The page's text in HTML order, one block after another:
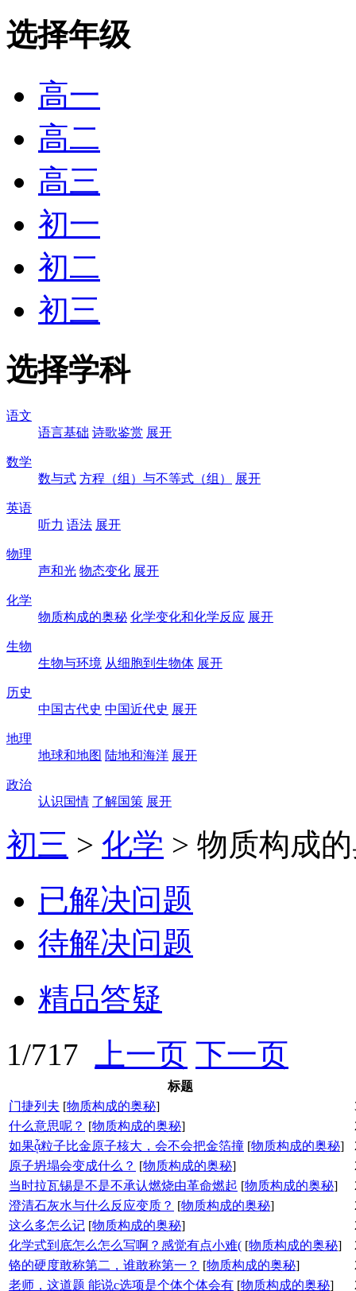
选择年级
高一
高二
高三
初一
初二
初三
选择学科
语文
语言基础 诗歌鉴赏 展开
数学
数与式 方程（组）与不等式（组） 展开
英语
听力 语法 展开
物理
声和光 物态变化 展开
化学
物质构成的奥秘 化学变化和化学反应 展开
生物
生物与环境 从细胞到生物体 展开
历史
中国古代史 中国近代史 展开
地理
地球和地图 陆地和海洋 展开
政治
认识国情 了解国策 展开
初三 > 化学 > 物质构成
已解决问题
待解决问题
精品答疑
1/717
上一页 下一页
标题
门捷列夫 [物质构成的奥秘]
什么意思呢？ [物质构成的奥秘]
如果ᾆ粒子比金原子核大，会不会把金箔撞 [物质构成的奥秘]
原子坍塌会变成什么？ [物质构成的奥秘]
当时拉瓦锡是不是不承认燃烧由革命燃起 [物质构成的奥秘]
澄清石灰水与什么反应变质？ [物质构成的奥秘]
这么多怎么记 [物质构成的奥秘]
化学式到底怎么怎么写啊？感觉有点小难( [物质构成的奥秘]
铬的硬度敢称第二，谁敢称第一？ [物质构成的奥秘]
老师，这道题 能说c选项是个体个体会有 [物质构成的奥秘]